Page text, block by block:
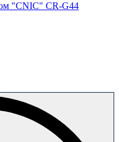
"CNIC" CR-G44